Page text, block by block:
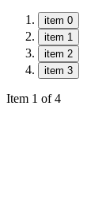
item 0
item 1
item 2
item 3
Item 1 of 4